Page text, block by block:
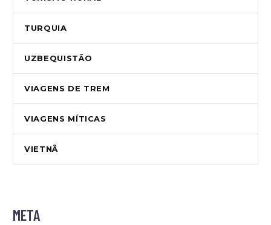
TURQUIA
UZBEQUISTÃO
VIAGENS DE TREM
VIAGENS MÍTICAS
VIETNÃ
META